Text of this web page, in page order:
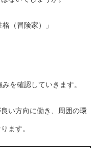
（冒険家） 」
を確認していきます。
い方向に働き、周囲の環
ます。